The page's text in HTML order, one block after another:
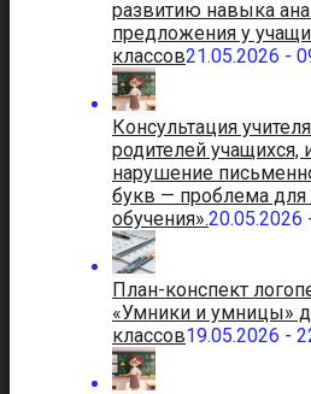
развитию навыка
предложения у
классов21.05.2026 -
Консультация
родителей
нарушение
букв — проблема
обучения».20.05.2026
План-конспект
«Умники и умницы»
классов19.05.2026 -